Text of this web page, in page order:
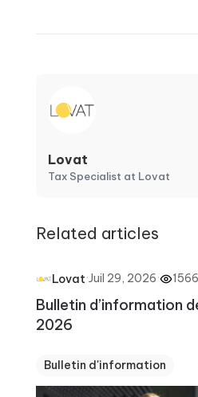
Lovat
Tax Specialist at Lovat
Related articles
Lovat·Juil 29, 2026· 1566
Bulletin d’information
2026
Bulletin d'information